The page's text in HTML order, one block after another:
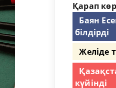
Қарап
Баян
білдірді
Желіде
күйінді